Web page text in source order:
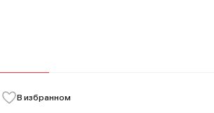
В избранном